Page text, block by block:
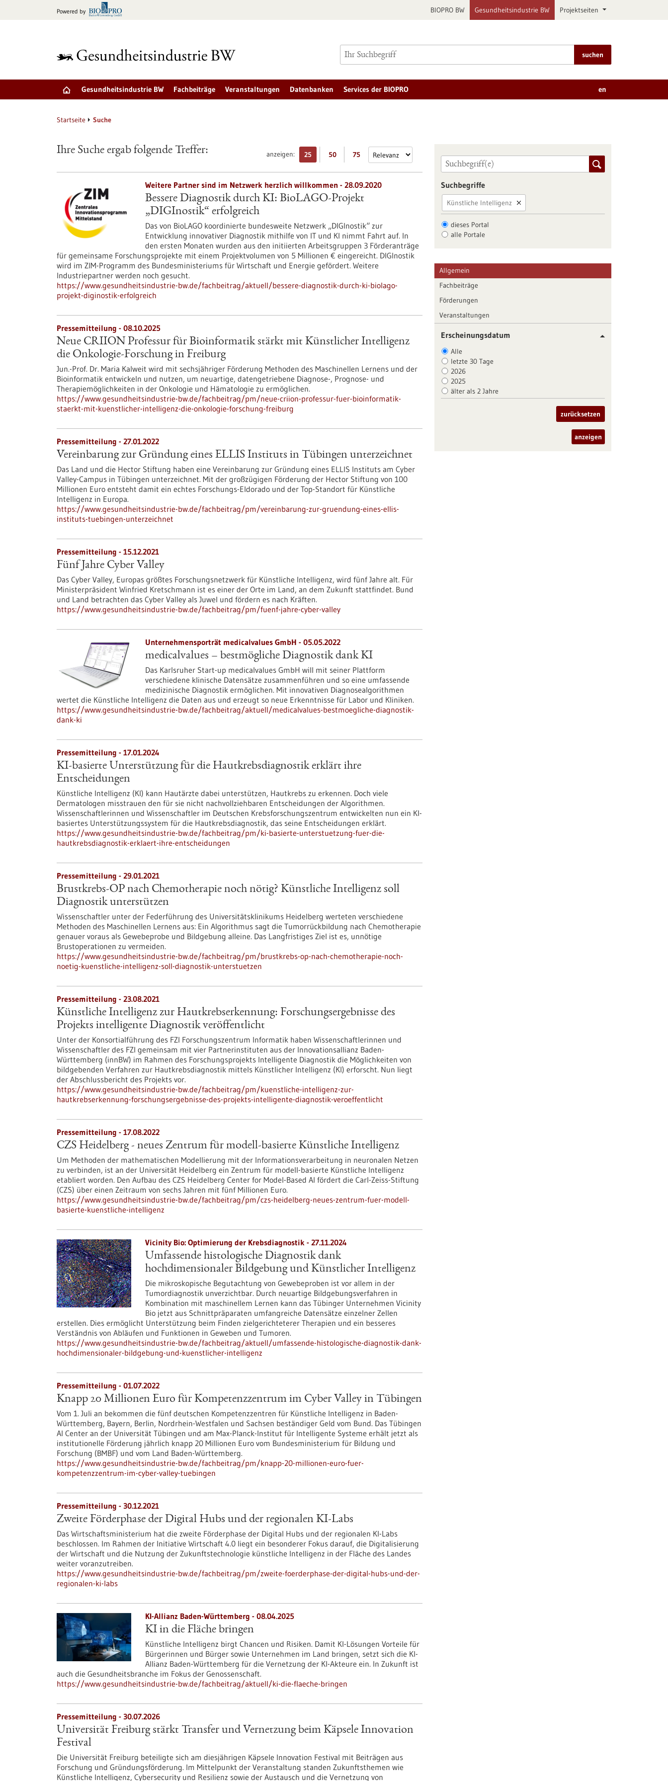
Powered by BIOPRO BW Gesundheitsindustrie BW Projektseiten
suchen
Gesundheitsindustrie BW Fachbeiträge Veranstaltungen Datenbanken Services der BIOPRO en
Startseite Suche
anzeigen: 25 50 75
Ihre Suche ergab folgende Treffer:
Weitere Partner sind im Netzwerk herzlich willkommen - 28.09.2020
Bessere Diagnostik durch KI: BioLAGO-Projekt
„DIGInostik“ erfolgreich
Das von BioLAGO koordinierte bundesweite Netzwerk „DIGInostik“ zur
Entwicklung innovativer Diagnostik mithilfe von IT und KI nimmt Fahrt auf. In
den ersten Monaten wurden aus den initiierten Arbeitsgruppen 3 Förderanträge
für gemeinsame Forschungsprojekte mit einem Projektvolumen von 5 Millionen € eingereicht. DIGInostik
wird im ZIM-Programm des Bundesministeriums für Wirtschaft und Energie gefördert. Weitere
Industriepartner werden noch gesucht.
https://www.gesundheitsindustrie-bw.de/fachbeitrag/aktuell/bessere-diagnostik-durch-ki-biolago-
projekt-diginostik-erfolgreich
Pressemitteilung - 08.10.2025
Neue CRIION Professur für Bioinformatik stärkt mit Künstlicher Intelligenz
die Onkologie-Forschung in Freiburg
Jun.-Prof. Dr. Maria Kalweit wird mit sechsjähriger Förderung Methoden des Maschinellen Lernens und der
Bioinformatik entwickeln und nutzen, um neuartige, datengetriebene Diagnose-, Prognose- und
Therapiemöglichkeiten in der Onkologie und Hämatologie zu ermöglichen.
https://www.gesundheitsindustrie-bw.de/fachbeitrag/pm/neue-criion-professur-fuer-bioinformatik-
staerkt-mit-kuenstlicher-intelligenz-die-onkologie-forschung-freiburg
Pressemitteilung - 27.01.2022
Vereinbarung zur Gründung eines ELLIS Instituts in Tübingen unterzeichnet
Das Land und die Hector Stiftung haben eine Vereinbarung zur Gründung eines ELLIS Instituts am Cyber
Valley-Campus in Tübingen unterzeichnet. Mit der großzügigen Förderung der Hector Stiftung von 100
Millionen Euro entsteht damit ein echtes Forschungs-Eldorado und der Top-Standort für Künstliche
Intelligenz in Europa.
https://www.gesundheitsindustrie-bw.de/fachbeitrag/pm/vereinbarung-zur-gruendung-eines-ellis-
instituts-tuebingen-unterzeichnet
Pressemitteilung - 15.12.2021
Fünf Jahre Cyber Valley
Das Cyber Valley, Europas größtes Forschungsnetzwerk für Künstliche Intelligenz, wird fünf Jahre alt. Für
Ministerpräsident Winfried Kretschmann ist es einer der Orte im Land, an dem Zukunft stattfindet. Bund
und Land betrachten das Cyber Valley als Juwel und fördern es nach Kräften.
https://www.gesundheitsindustrie-bw.de/fachbeitrag/pm/fuenf-jahre-cyber-valley
Unternehmensporträt medicalvalues GmbH - 05.05.2022
medicalvalues – bestmögliche Diagnostik dank KI
Das Karlsruher Start-up medicalvalues GmbH will mit seiner Plattform
verschiedene klinische Datensätze zusammenführen und so eine umfassende
medizinische Diagnostik ermöglichen. Mit innovativen Diagnosealgorithmen
wertet die Künstliche Intelligenz die Daten aus und erzeugt so neue Erkenntnisse für Labor und Kliniken.
https://www.gesundheitsindustrie-bw.de/fachbeitrag/aktuell/medicalvalues-bestmoegliche-diagnostik-
dank-ki
Pressemitteilung - 17.01.2024
KI-basierte Unterstützung für die Hautkrebsdiagnostik erklärt ihre
Entscheidungen
Künstliche Intelligenz (KI) kann Hautärzte dabei unterstützen, Hautkrebs zu erkennen. Doch viele
Dermatologen misstrauen den für sie nicht nachvollziehbaren Entscheidungen der Algorithmen.
Wissenschaftlerinnen und Wissenschaftler im Deutschen Krebsforschungszentrum entwickelten nun ein KI-
basiertes Unterstützungssystem für die Hautkrebsdiagnostik, das seine Entscheidungen erklärt.
https://www.gesundheitsindustrie-bw.de/fachbeitrag/pm/ki-basierte-unterstuetzung-fuer-die-
hautkrebsdiagnostik-erklaert-ihre-entscheidungen
Pressemitteilung - 29.01.2021
Brustkrebs-OP nach Chemotherapie noch nötig? Künstliche Intelligenz soll
Diagnostik unterstützen
Wissenschaftler unter der Federführung des Universitätsklinikums Heidelberg werteten verschiedene
Methoden des Maschinellen Lernens aus: Ein Algorithmus sagt die Tumorrückbildung nach Chemotherapie
genauer voraus als Gewebeprobe und Bildgebung alleine. Das Langfristiges Ziel ist es, unnötige
Brustoperationen zu vermeiden.
https://www.gesundheitsindustrie-bw.de/fachbeitrag/pm/brustkrebs-op-nach-chemotherapie-noch-
noetig-kuenstliche-intelligenz-soll-diagnostik-unterstuetzen
Pressemitteilung - 23.08.2021
Künstliche Intelligenz zur Hautkrebserkennung: Forschungsergebnisse des
Projekts intelligente Diagnostik veröffentlicht
Unter der Konsortialführung des FZI Forschungszentrum Informatik haben Wissenschaftlerinnen und
Wissenschaftler des FZI gemeinsam mit vier Partnerinstituten aus der Innovationsallianz Baden-
Württemberg (innBW) im Rahmen des Forschungsprojekts Intelligente Diagnostik die Möglichkeiten von
bildgebenden Verfahren zur Hautkrebsdiagnostik mittels Künstlicher Intelligenz (KI) erforscht. Nun liegt
der Abschlussbericht des Projekts vor.
https://www.gesundheitsindustrie-bw.de/fachbeitrag/pm/kuenstliche-intelligenz-zur-
hautkrebserkennung-forschungsergebnisse-des-projekts-intelligente-diagnostik-veroeffentlicht
Pressemitteilung - 17.08.2022
CZS Heidelberg - neues Zentrum für modell-basierte Künstliche Intelligenz
Um Methoden der mathematischen Modellierung mit der Informationsverarbeitung in neuronalen Netzen
zu verbinden, ist an der Universität Heidelberg ein Zentrum für modell-basierte Künstliche Intelligenz
etabliert worden. Den Aufbau des CZS Heidelberg Center for Model-Based AI fördert die Carl-Zeiss-Stiftung
(CZS) über einen Zeitraum von sechs Jahren mit fünf Millionen Euro.
https://www.gesundheitsindustrie-bw.de/fachbeitrag/pm/czs-heidelberg-neues-zentrum-fuer-modell-
basierte-kuenstliche-intelligenz
Vicinity Bio: Optimierung der Krebsdiagnostik - 27.11.2024
Umfassende histologische Diagnostik dank
hochdimensionaler Bildgebung und Künstlicher Intelligenz
Die mikroskopische Begutachtung von Gewebeproben ist vor allem in der
Tumordiagnostik unverzichtbar. Durch neuartige Bildgebungsverfahren in
Kombination mit maschinellem Lernen kann das Tübinger Unternehmen Vicinity
Bio jetzt aus Schnittpräparaten umfangreiche Datensätze einzelner Zellen
erstellen. Dies ermöglicht Unterstützung beim Finden zielgerichteterer Therapien und ein besseres
Verständnis von Abläufen und Funktionen in Geweben und Tumoren.
https://www.gesundheitsindustrie-bw.de/fachbeitrag/aktuell/umfassende-histologische-diagnostik-dank-
hochdimensionaler-bildgebung-und-kuenstlicher-intelligenz
Pressemitteilung - 01.07.2022
Knapp 20 Millionen Euro für Kompetenzzentrum im Cyber Valley in Tübingen
Vom 1. Juli an bekommen die fünf deutschen Kompetenzzentren für Künstliche Intelligenz in Baden-
Württemberg, Bayern, Berlin, Nordrhein-Westfalen und Sachsen beständiger Geld vom Bund. Das Tübingen
AI Center an der Universität Tübingen und am Max-Planck-Institut für Intelligente Systeme erhält jetzt als
institutionelle Förderung jährlich knapp 20 Millionen Euro vom Bundesministerium für Bildung und
Forschung (BMBF) und vom Land Baden-Württemberg.
https://www.gesundheitsindustrie-bw.de/fachbeitrag/pm/knapp-20-millionen-euro-fuer-
kompetenzzentrum-im-cyber-valley-tuebingen
Pressemitteilung - 30.12.2021
Zweite Förderphase der Digital Hubs und der regionalen KI-Labs
Das Wirtschaftsministerium hat die zweite Förderphase der Digital Hubs und der regionalen KI-Labs
beschlossen. Im Rahmen der Initiative Wirtschaft 4.0 liegt ein besonderer Fokus darauf, die Digitalisierung
der Wirtschaft und die Nutzung der Zukunftstechnologie künstliche Intelligenz in der Fläche des Landes
weiter voranzutreiben.
https://www.gesundheitsindustrie-bw.de/fachbeitrag/pm/zweite-foerderphase-der-digital-hubs-und-der-
regionalen-ki-labs
KI-Allianz Baden-Württemberg - 08.04.2025
KI in die Fläche bringen
Künstliche Intelligenz birgt Chancen und Risiken. Damit KI-Lösungen Vorteile für
Bürgerinnen und Bürger sowie Unternehmen im Land bringen, setzt sich die KI-
Allianz Baden-Württemberg für die Vernetzung der KI-Akteure ein. In Zukunft ist
auch die Gesundheitsbranche im Fokus der Genossenschaft.
https://www.gesundheitsindustrie-bw.de/fachbeitrag/aktuell/ki-die-flaeche-bringen
Pressemitteilung - 30.07.2026
Universität Freiburg stärkt Transfer und Vernetzung beim Käpsele Innovation
Festival
Die Universität Freiburg beteiligte sich am diesjährigen Käpsele Innovation Festival mit Beiträgen aus
Forschung und Gründungsförderung. Im Mittelpunkt der Veranstaltung standen Zukunftsthemen wie
Künstliche Intelligenz, Cybersecurity und Resilienz sowie der Austausch und die Vernetzung von
Suchbegriffe
Künstliche Intelligenz
dieses Portal
alle Portale
Allgemein
Fachbeiträge
Förderungen
Veranstaltungen
Erscheinungsdatum
Alle
letzte 30 Tage
2026
2025
älter als 2 Jahre
zurücksetzen
anzeigen